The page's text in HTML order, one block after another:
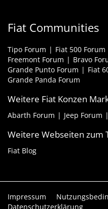
Fiat Communities
Tipo Forum Fiat 500 Forum
Freemont Forum
Bravo
Grande Punto Forum
Fiat
Grande Panda Forum
Weitere Fiat Konzen
Abarth Forum Jeep Forum
Weitere Webseiten zum
Fiat Blog
Impressum
Datenschutzerklärung